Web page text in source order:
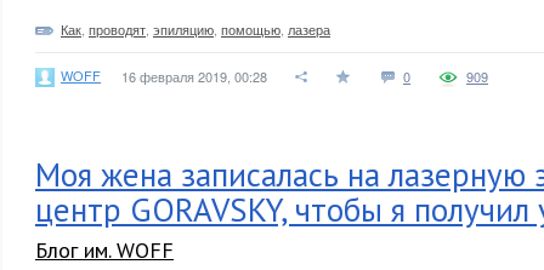
Как проводят эпиляцию помощью лазера
WOFF 16 февраля 2019, 00:28 0 909
Моя жена записалась на лазерную
центр GORAVSKY, чтобы я
Блог им. WOFF